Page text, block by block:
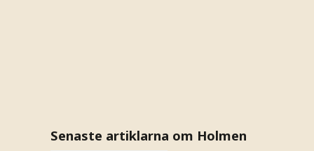
Senaste artiklarna om Holmen